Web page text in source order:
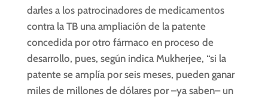
darles a los patrocinadores de medicamentos
contra la TB una ampliación de la patente
concedida por otro fármaco en proceso de
desarrollo, pues, según indica Mukherjee, “si la
patente se amplía por seis meses, pueden ganar
miles de millones de dólares por –ya saben– un